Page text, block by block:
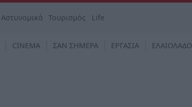
Αστυνομικά Τουρισμός Life
CINEMA ΣΑΝ ΣΗΜΕΡΑ ΕΡΓΑΣΙΑ ΕΛΑΙΟΛΑΔΟ